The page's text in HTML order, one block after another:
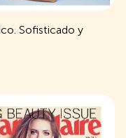
Sofisticado y